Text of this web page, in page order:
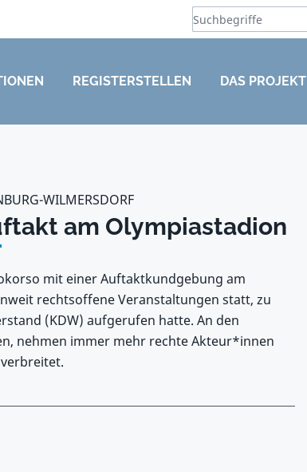
REGISTERSTELLEN DAS PROJEKT
WILMERSDORF
am Olympiastadion
mit einer Auftaktkundgebung am
rechtsoffene Veranstaltungen statt, zu
(KDW) aufgerufen hatte. An den
nehmen immer mehr rechte Akteur*innen